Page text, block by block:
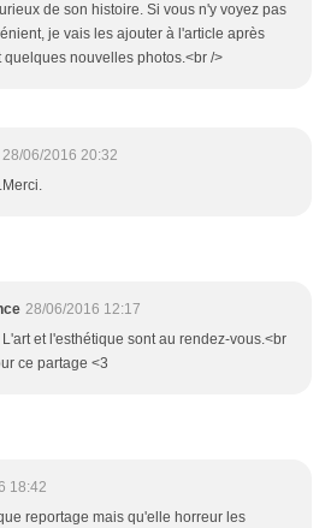
de son histoire. Si vous n'y voyez pas
je vais les ajouter à l'article après
quelques nouvelles photos.<br />
28/06/2016 20:32
28/06/2016 12:17
et l'esthétique sont au rendez-vous.<br
ce partage <3
18:42
reportage mais qu'elle horreur les